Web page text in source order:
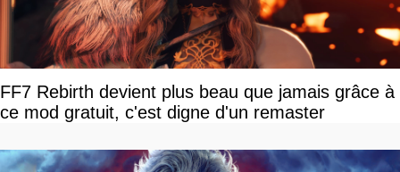
FF7 Rebirth devient plus beau que jamais grâce à
ce mod gratuit, c'est digne d'un remaster